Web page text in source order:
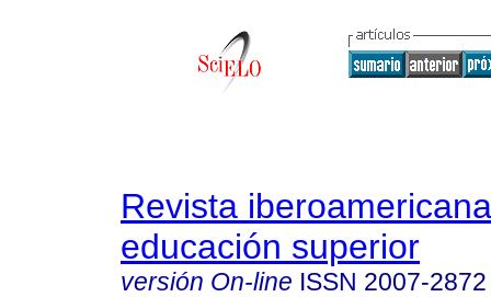
Revista
educación superior
versión On-line ISSN 2007-2872